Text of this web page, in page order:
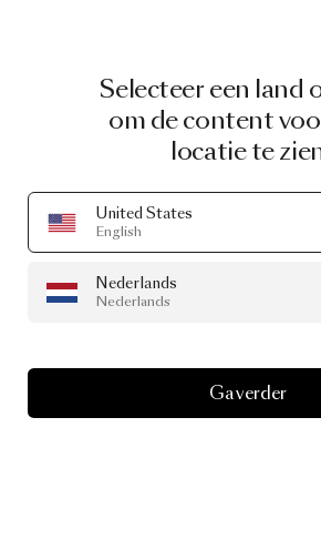
Selecteer een land
om de content
locatie te
United States
English
Nederlands
Nederlands
Ga verder